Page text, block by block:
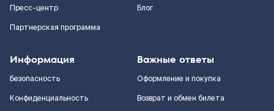
Пресс-центр
Партнерская программа
Блог
Информация
Безопасность
Конфиденциальность
Важные ответы
Оформление и покупка
Возврат и обмен билета